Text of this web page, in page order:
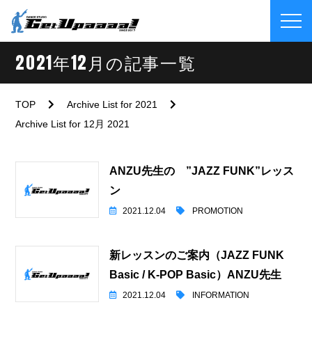
2021年12月の記事一覧
TOP
Archive List for 2021
Archive List for 12月 2021
ANZU先生の ”JAZZ FUNK”レッス
ン
2021.12.04 PROMOTION
新レッスンのご案内（JAZZ FUNK
Basic / K-POP Basic）ANZU先生
2021.12.04 INFORMATION